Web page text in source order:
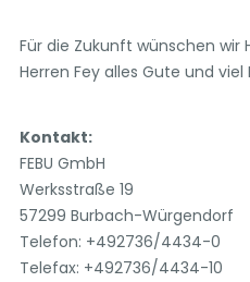
Für die Zukunft wünschen wir
Herren Fey alles Gute und viel
Kontakt:
FEBU GmbH
Werksstraße 19
57299 Burbach-Würgendorf
Telefon: +492736/4434-0
Telefax: +492736/4434-10